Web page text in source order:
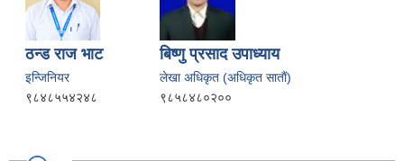
ठन्ड राज भाट
इन्जिनियर
९८४८५५४२४८
बिष्णु प्रसाद उपाध्याय
लेखा अधिकृत (अधिकृत साताैं)
९८५८४८०२००